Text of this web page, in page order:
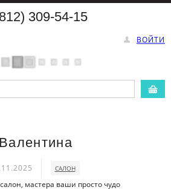
ВОЙТИ
309-54-15
Валентина
САЛОН
мастера ваши просто чудо